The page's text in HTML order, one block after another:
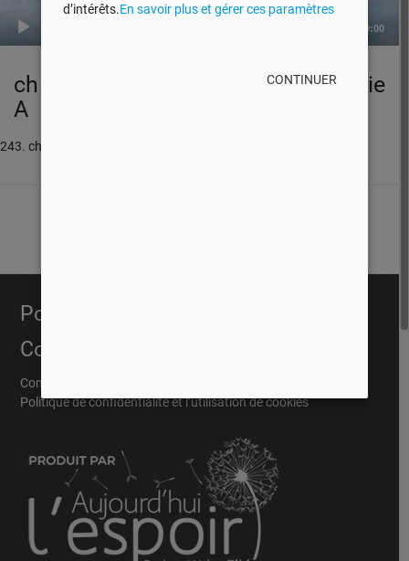
00:00
ch 93 Le problème des valeurs Partie
A
243. ch 93 Le problème des valeurs Partie A
Portail Évangélique
Conditions
Conditions Général
Politique de confidentialité et l’utilisation de cookies
d’intérêts.En savoir plus et gérer ces paramètres
CONTINUER